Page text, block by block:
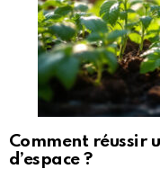
Comment réussir
d’espace ?